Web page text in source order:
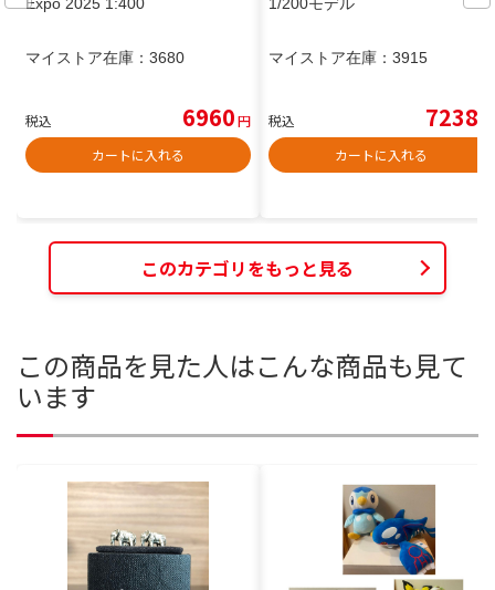
マイストア在庫： 3680
税込 6960円
カートに入れる
マイストア在庫： 3915
税込 7238
カートに入れる
このカテゴリをもっと見る
この商品を見た人はこんな商品も見て
います